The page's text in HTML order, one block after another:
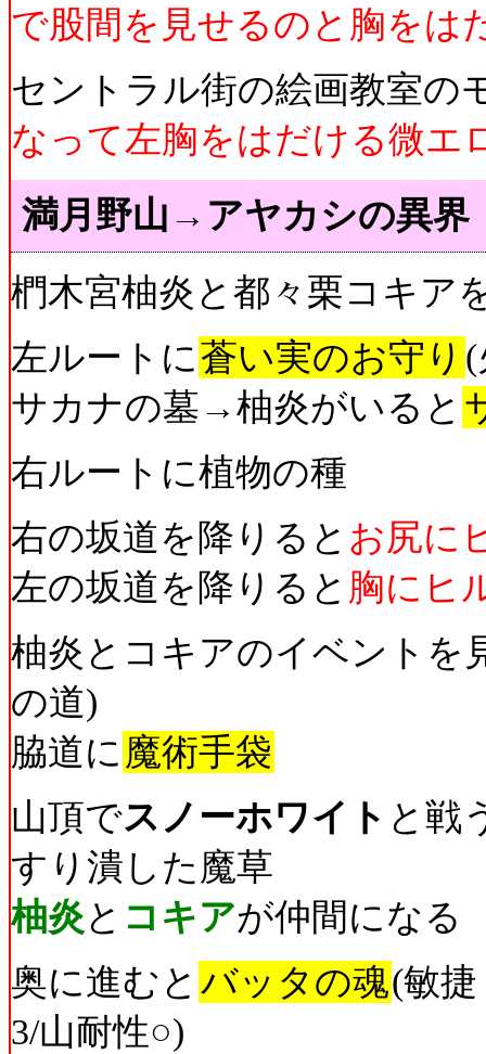
で股間を見せるのと胸をは
セントラル街の絵画教室の
なって左胸をはだける微エ
満月野山→アヤカシの異界
椚木宮柚炎と都々栗コキア
左ルートに蒼い実のお守り
サカナの墓→柚炎がいると
右ルートに植物の種
右の坂道を降りると お尻に
左の坂道を降りると 胸にヒ
柚炎とコキアのイベントを
の道)
脇道に 魔術手袋
山頂でスノーホワイト と戦
すり潰した魔草
柚炎と コキアが仲間になる
奥に進むと バッタの魂(敏
3/山耐性○)